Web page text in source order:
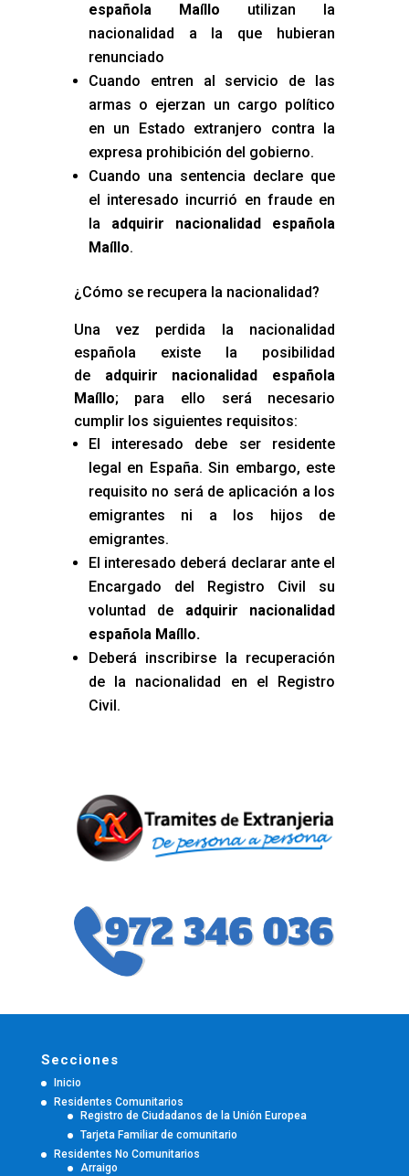
española Maíllo utilizan la
nacionalidad a la que hubieran
renunciado
Cuando entren al servicio de las
armas o ejerzan un cargo político
en un Estado extranjero contra la
expresa prohibición del gobierno.
Cuando una sentencia declare que
el interesado incurrió en fraude en
la adquirir nacionalidad española
Maíllo.
¿Cómo se recupera la nacionalidad?
Una vez perdida la nacionalidad
española existe la posibilidad
de adquirir nacionalidad española
Maíllo; para ello será necesario
cumplir los siguientes requisitos:
El interesado debe ser residente
legal en España. Sin embargo, este
requisito no será de aplicación a los
emigrantes ni a los hijos de
emigrantes.
El interesado deberá declarar ante el
Encargado del Registro Civil su
voluntad de adquirir nacionalidad
española Maíllo.
Deberá inscribirse la recuperación
de la nacionalidad en el Registro
Civil.
Secciones
Inicio
Residentes Comunitarios
Registro de Ciudadanos de la Unión Europea
Tarjeta Familiar de comunitario
Residentes No Comunitarios
Arraigo